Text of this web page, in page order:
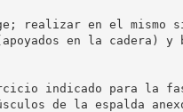
realizar en el mismo
en la cadera) y
indicado para la
de la espalda